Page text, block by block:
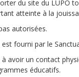
du site du LUPO
atteinte à la
autorisées.
fourni par le
avoir un contact
éducatifs.